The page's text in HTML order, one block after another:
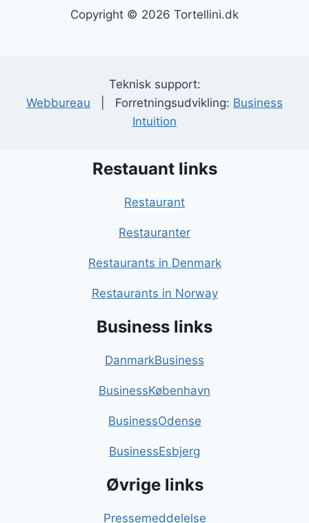
Copyright © 2026 Tortellini.dk
Teknisk support:
Webbureau | Forretningsudvikling: Business
Intuition
Restauant links
Restaurant
Restauranter
Restaurants in Denmark
Restaurants in Norway
Business links
DanmarkBusiness
BusinessKøbenhavn
BusinessOdense
BusinessEsbjerg
Øvrige links
Pressemeddelelse